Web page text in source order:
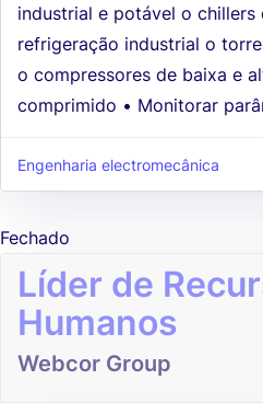
industrial e potável o chillers
refrigeração industrial o
o compressores de baixa e
comprimido • Monitorar
Engenharia electromecânica
Fechado
Líder de
Humanos
Webcor Group